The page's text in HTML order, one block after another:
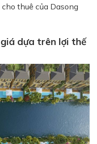
thuê của Dasong
dựa trên lợi thế